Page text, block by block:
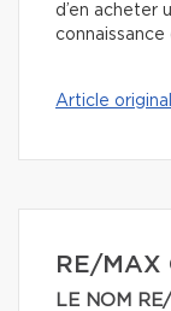
d’en acheter
connaissance
Article
RE/MAX
LE NOM